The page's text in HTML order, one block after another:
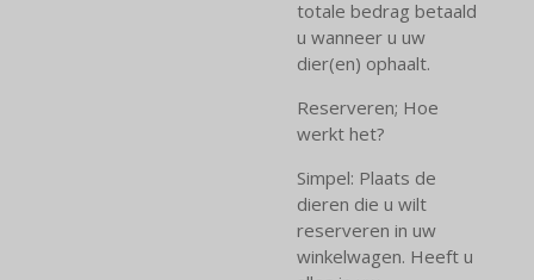
totale bedrag betaald
u wanneer u uw
dier(en) ophaalt.
Reserveren; Hoe
werkt het?
Simpel: Plaats de
dieren die u wilt
reserveren in uw
winkelwagen. Heeft u